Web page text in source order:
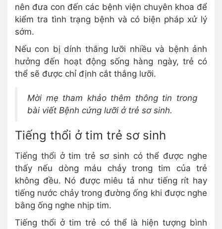
nên đưa con đến các bệnh viện chuyên khoa để
kiểm tra tình trạng bệnh và có biện pháp xử lý
sớm.
Nếu con bị dính thắng lưỡi nhiều và bệnh ảnh
hưởng đến hoạt động sống hàng ngày, trẻ có
thể sẽ được chỉ định cắt thắng lưỡi.
Mời mẹ tham khảo thêm thông tin trong
bài viết Bệnh cứng lưỡi ở trẻ sơ sinh.
Tiếng thổi ở tim trẻ sơ sinh
Tiếng thổi ở tim trẻ sơ sinh có thể được nghe
thấy nếu dòng máu chảy trong tim của trẻ
không đều. Nó được miêu tả như tiếng rít hay
tiếng nước chảy trong đường ống khi được nghe
bằng ống nghe nhịp tim.
Tiếng thổi ở tim trẻ có thể là hiện tượng bình